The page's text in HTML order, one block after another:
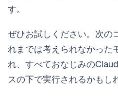
す。
ぜひお試しください。次の
れまでは考えられなかった
れ、すべておなじみの
スの下で実行されるかもし